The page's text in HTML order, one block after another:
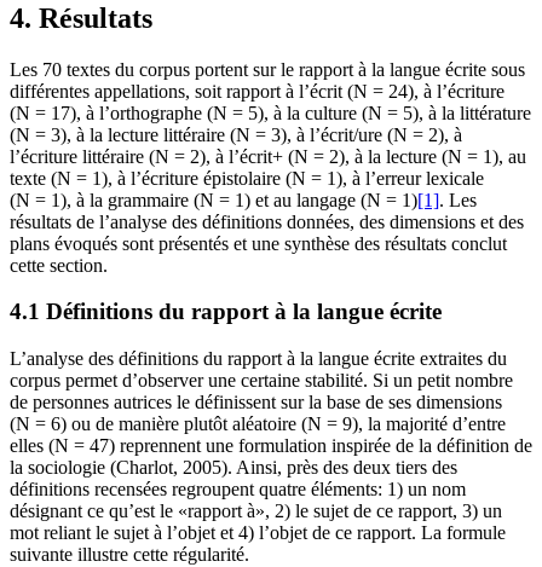
4. Résultats
Les 70 textes du corpus portent sur le rapport à la langue écrite sous
différentes appellations, soit rapport à l’écrit (N = 24), à l’écriture
(N = 17), à l’orthographe (N = 5), à la culture (N = 5), à la littérature
(N = 3), à la lecture littéraire (N = 3), à l’écrit/ure (N = 2), à
l’écriture littéraire (N = 2), à l’écrit+ (N = 2), à la lecture (N = 1), au
texte (N = 1), à l’écriture épistolaire (N = 1), à l’erreur lexicale
(N = 1), à la grammaire (N = 1) et au langage (N = 1)[1]. Les
résultats de l’analyse des définitions données, des dimensions et des
plans évoqués sont présentés et une synthèse des résultats conclut
cette section.
4.1 Définitions du rapport à la langue écrite
L’analyse des définitions du rapport à la langue écrite extraites du
corpus permet d’observer une certaine stabilité. Si un petit nombre
de personnes autrices le définissent sur la base de ses dimensions
(N = 6) ou de manière plutôt aléatoire (N = 9), la majorité d’entre
elles (N = 47) reprennent une formulation inspirée de la définition de
la sociologie (Charlot, 2005). Ainsi, près des deux tiers des
définitions recensées regroupent quatre éléments: 1) un nom
désignant ce qu’est le «rapport à», 2) le sujet de ce rapport, 3) un
mot reliant le sujet à l’objet et 4) l’objet de ce rapport. La formule
suivante illustre cette régularité.